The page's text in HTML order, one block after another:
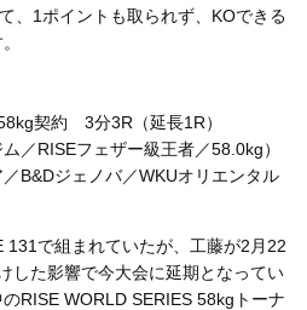
、1ポイントも取られず、KOできる
契約 3分3R（延長1R）
／RISEフェザー級王者／58.0kg）
B&Dジェノバ／WKUオリエンタル
で組まれていたが、工藤が2月22
した影響で今大会に延期となってい
RISE WORLD SERIES 58kgトーナ